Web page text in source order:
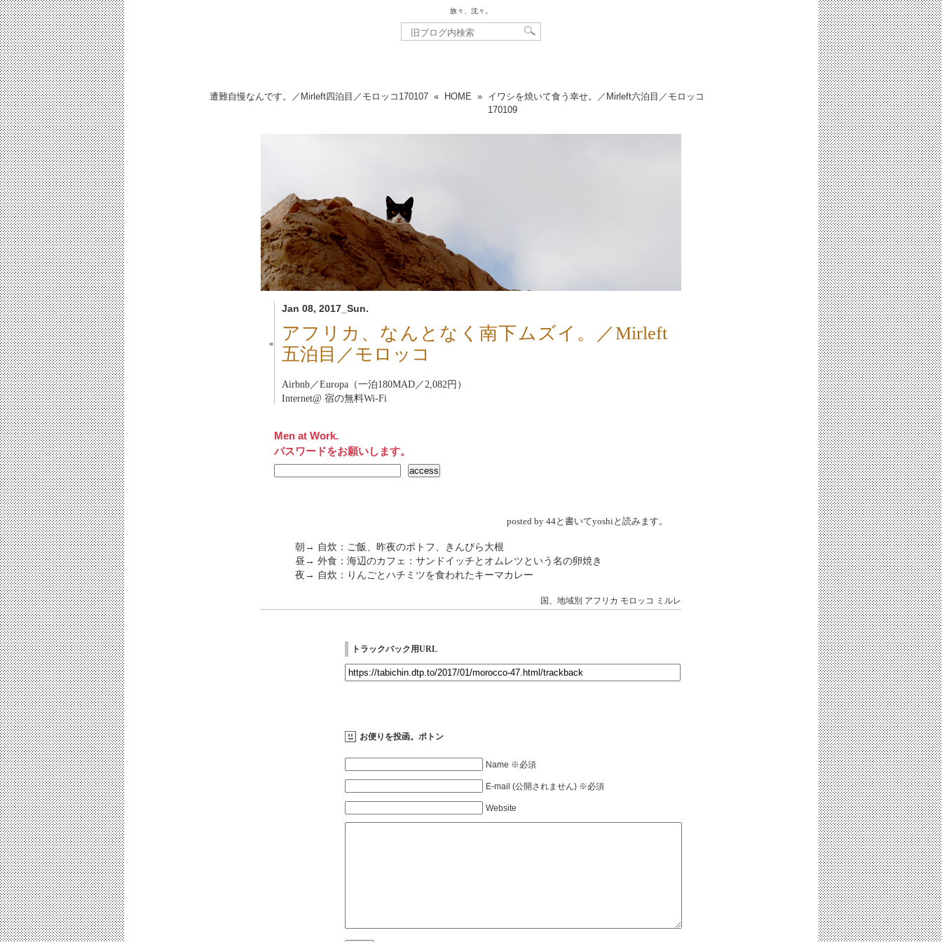
旅々、沈々。
遭難自慢なんです。／Mirleft四泊目／モロッコ 170107« HOME » イワシを焼いて食う幸せ。／Mirleft六泊目／モロッコ
170109
Jan 08, 2017_Sun.
■
アフリカ、なんとなく南下ムズイ。／Mirleft
五泊目／モロッコ
Airbnb／Europa（一泊180MAD／2,082円）
Internet@ 宿の無料Wi-Fi
Men at Work.
パスワードをお願いします。
posted by 44と書いてyoshiと読みます。
朝→ 自炊：ご飯、昨夜のポトフ、きんぴら大根
昼→ 外食：海辺のカフェ：サンドイッチとオムレツという名の卵焼き
夜→ 自炊：りんごとハチミツを食われたキーマカレー
国、地域別 アフリカ モロッコ ミルレ
トラックバック用URL
お便りを投函。ポトン
Name ※必須
E-mail (公開されません) ※必須
Website